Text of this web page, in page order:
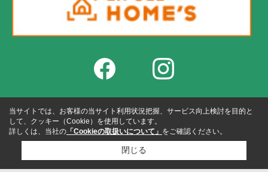
当サイトでは、お客様の当サイト利用状況把握、サービス向上検討を目的と
して、クッキー（Cookie）を使用しています。
詳しくは、当社の 「Cookieの取扱いについて」 をご確認ください。
閉じる